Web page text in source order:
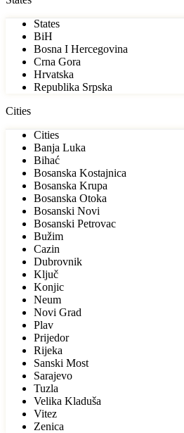
States
BiH
Bosna I Hercegovina
Crna Gora
Hrvatska
Republika Srpska
Cities
Cities
Banja Luka
Bihać
Bosanska Kostajnica
Bosanska Krupa
Bosanska Otoka
Bosanski Novi
Bosanski Petrovac
Bužim
Cazin
Dubrovnik
Ključ
Konjic
Neum
Novi Grad
Plav
Prijedor
Rijeka
Sanski Most
Sarajevo
Tuzla
Velika Kladuša
Vitez
Zenica